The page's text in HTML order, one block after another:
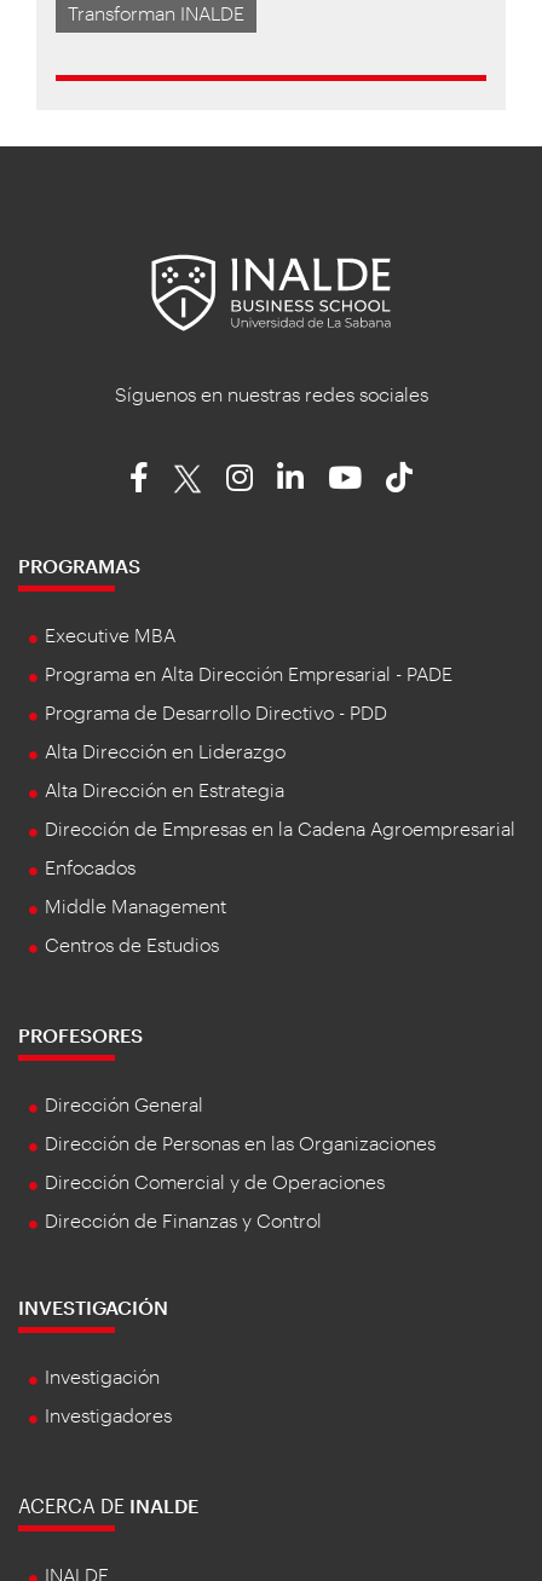
Transforman INALDE
Síguenos en nuestras redes sociales
PROGRAMAS
Executive MBA
Programa en Alta Dirección Empresarial - PADE
Programa de Desarrollo Directivo - PDD
Alta Dirección en Liderazgo
Alta Dirección en Estrategia
Dirección de Empresas en la Cadena Agroempresarial
Enfocados
Middle Management
Centros de Estudios
PROFESORES
Dirección General
Dirección de Personas en las Organizaciones
Dirección Comercial y de Operaciones
Dirección de Finanzas y Control
INVESTIGACIÓN
Investigación
Investigadores
ACERCA DE INALDE
INALDE